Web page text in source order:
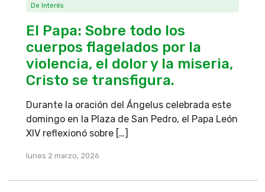
De Interés
El Papa: Sobre todo los
cuerpos flagelados por la
violencia, el dolor y la miseria,
Cristo se transfigura.
Durante la oración del Ángelus celebrada este
domingo en la Plaza de San Pedro, el Papa León
XIV reflexionó sobre […]
lunes 2 marzo, 2026